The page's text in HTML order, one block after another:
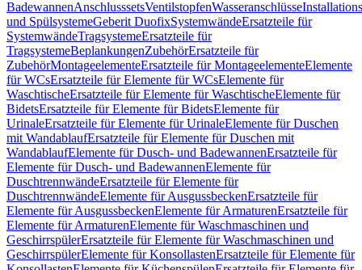
BadewannenAnschlusssetsVentilstopfenWasseranschlüsse
und SpülsystemeGeberit DuofixSystemwändeErsatzteile für
SystemwändeTragsystemeErsatzteile für
TragsystemeBeplankungenZubehörErsatzteile für
ZubehörMontageelementeErsatzteile für MontageelementeElemente
für WCsErsatzteile für Elemente für WCsElemente für
WaschtischeErsatzteile für Elemente für WaschtischeElemente für
BidetsErsatzteile für Elemente für BidetsElemente für
UrinaleErsatzteile für Elemente für UrinaleElemente für Duschen
mit WandablaufErsatzteile für Elemente für Duschen mit
WandablaufElemente für Dusch- und BadewannenErsatzteile für
Elemente für Dusch- und BadewannenElemente für
DuschtrennwändeErsatzteile für Elemente für
DuschtrennwändeElemente für AusgussbeckenErsatzteile für
Elemente für AusgussbeckenElemente für ArmaturenErsatzteile für
Elemente für ArmaturenElemente für Waschmaschinen und
GeschirrspülerErsatzteile für Elemente für Waschmaschinen und
GeschirrspülerElemente für KonsollastenErsatzteile für Elemente für